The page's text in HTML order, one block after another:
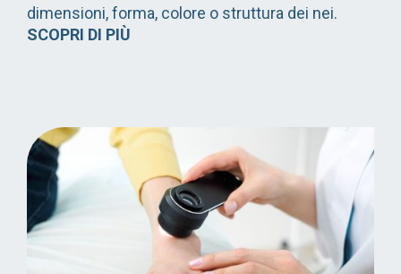
dimensioni, forma, colore o struttura dei nei.
SCOPRI DI PIÙ